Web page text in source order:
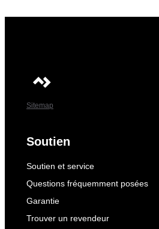
Sitemap
Soutien
Soutien et service
Questions fréquemment posées
Garantie
Trouver un revendeur